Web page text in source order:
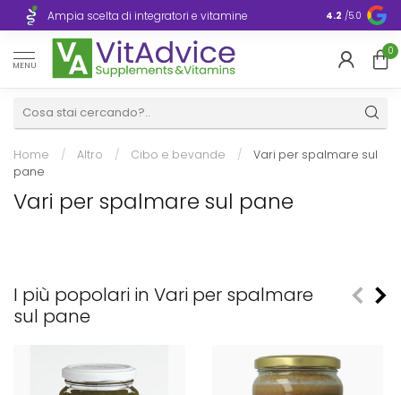
Ampia scelta di integratori e vitamine Consegna
Europa
4.2 /5.0
MENU
0
Home / Altro / Cibo e bevande /
Vari per spalmare sul
pane
Vari per spalmare sul pane
I più popolari in Vari per spalmare
sul pane